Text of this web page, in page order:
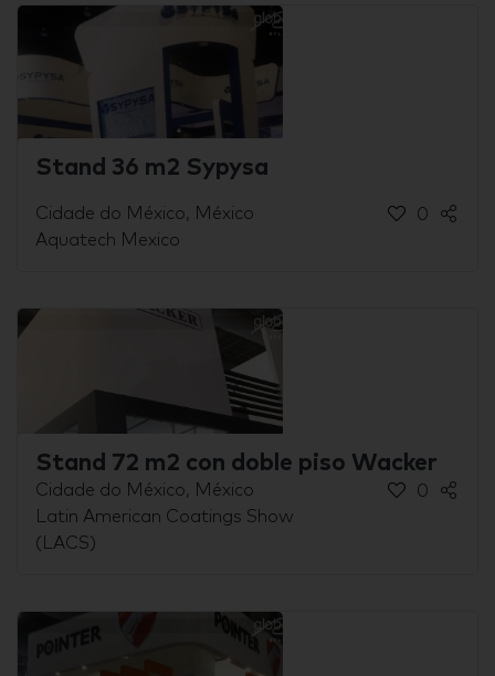
Stand 36 m2 Sypysa
Cidade do México, México
Aquatech Mexico
0
Stand 72 m2 con doble piso Wacker
Cidade do México, México
Latin American Coatings Show
(LACS)
0